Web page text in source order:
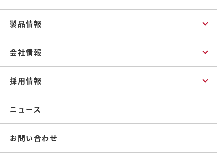
製品情報
会社情報
採用情報
ニュース
お問い合わせ